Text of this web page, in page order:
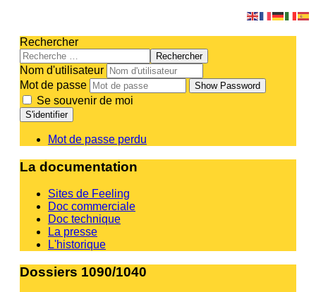
Rechercher
Rechercher
Nom d'utilisateur
Mot de passe
Show Password
Se souvenir de moi
S'identifier
Mot de passe perdu
La documentation
Sites de Feeling
Doc commerciale
Doc technique
La presse
L'historique
Dossiers 1090/1040